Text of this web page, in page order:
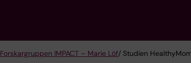
Forskargruppen IMPACT – Marie Löf/ Studien